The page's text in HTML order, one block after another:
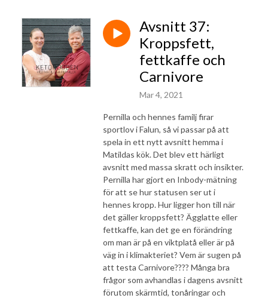
Avsnitt 37:
Kroppsfett,
fettkaffe och
Carnivore
Mar 4, 2021
Pernilla och hennes familj firar
sportlov i Falun, så vi passar på att
spela in ett nytt avsnitt hemma i
Matildas kök. Det blev ett härligt
avsnitt med massa skratt och insikter.
Pernilla har gjort en Inbody-mätning
för att se hur statusen ser ut i
hennes kropp. Hur ligger hon till när
det gäller kroppsfett? Ägglatte eller
fettkaffe, kan det ge en förändring
om man är på en viktplatå eller är på
väg in i klimakteriet? Vem är sugen på
att testa Carnivore???? Många bra
frågor som avhandlas i dagens avsnitt
förutom skärmtid, tonåringar och